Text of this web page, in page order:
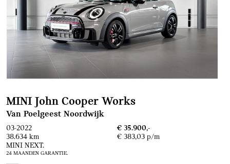
MINI John Cooper Works
Van Poelgeest Noordwijk
03-2022
€ 35.900,-
38.634 km
€ 383,03 p/m
MINI NEXT.
24 MAANDEN GARANTIE.